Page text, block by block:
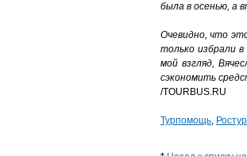
была в осенью, а
Очевидно, что
только избрали
мой взгляд,
сэкономить
/TOURBUS.RU
Турпомощь,